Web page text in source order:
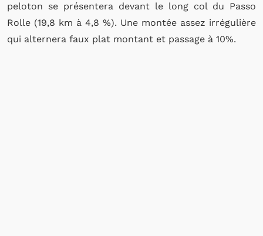
peloton se présentera devant le long col du Passo
Rolle (19,8 km à 4,8 %). Une montée assez irrégulière
qui alternera faux plat montant et passage à 10%.